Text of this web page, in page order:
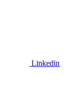
Linkedin